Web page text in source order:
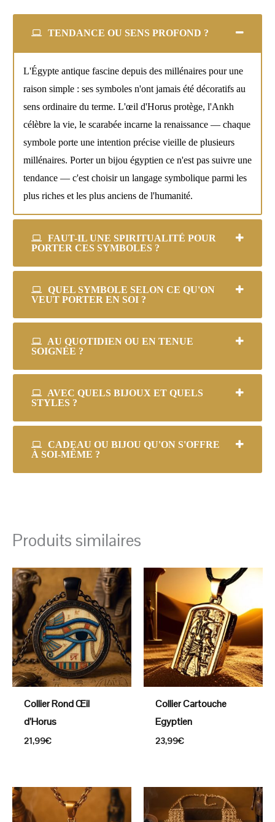
TENDANCE OU SENS PROFOND ?
L'Égypte antique fascine depuis des millénaires pour une
raison simple : ses symboles n'ont jamais été décoratifs au
sens ordinaire du terme. L'œil d'Horus protège, l'Ankh
célèbre la vie, le scarabée incarne la renaissance — chaque
symbole porte une intention précise vieille de plusieurs
millénaires. Porter un bijou égyptien ce n'est pas suivre une
tendance — c'est choisir un langage symbolique parmi les
plus riches et les plus anciens de l'humanité.
FAUT-IL UNE SPIRITUALITÉ POUR
PORTER CES SYMBOLES ?
QUEL SYMBOLE SELON CE QU'ON
VEUT PORTER EN SOI ?
AU QUOTIDIEN OU EN TENUE
SOIGNÉE ?
AVEC QUELS BIJOUX ET QUELS
STYLES ?
CADEAU OU BIJOU QU'ON S'OFFRE
À SOI-MÊME ?
Produits similaires
Collier Rond Œil
d’Horus
21,99€
Collier Cartouche
Egyptien
23,99€